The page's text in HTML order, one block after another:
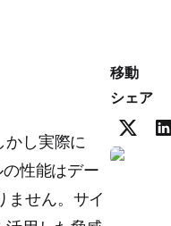
し実際に
の性能はデー
ません。サイ
移動
シェア